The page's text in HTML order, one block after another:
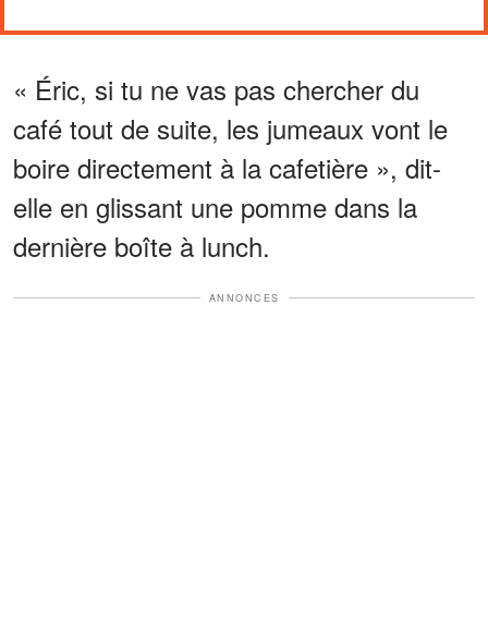
« Éric, si tu ne vas pas chercher du
café tout de suite, les jumeaux vont le
boire directement à la cafetière », dit-
elle en glissant une pomme dans la
dernière boîte à lunch.
ANNONCES